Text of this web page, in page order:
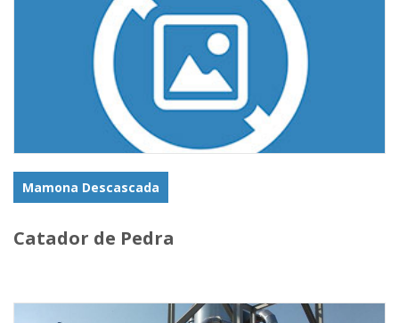
Mamona Descascada
Catador de Pedra